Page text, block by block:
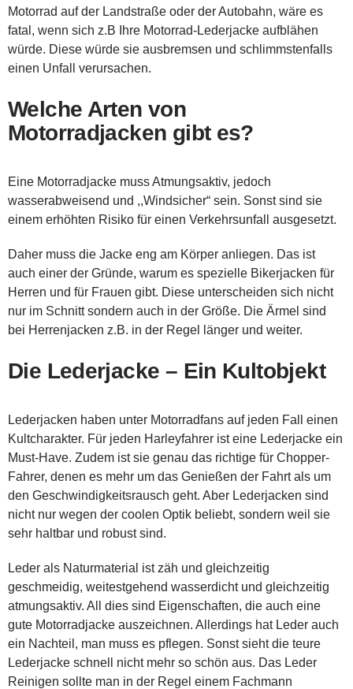
Motorrad auf der Landstraße oder der Autobahn, wäre es
fatal, wenn sich z.B Ihre Motorrad-Lederjacke aufblähen
würde. Diese würde sie ausbremsen und schlimmstenfalls
einen Unfall verursachen.
Welche Arten von
Motorradjacken gibt es?
Eine Motorradjacke muss Atmungsaktiv, jedoch
wasserabweisend und ,,Windsicher“ sein. Sonst sind sie
einem erhöhten Risiko für einen Verkehrsunfall ausgesetzt.
Daher muss die Jacke eng am Körper anliegen. Das ist
auch einer der Gründe, warum es spezielle Bikerjacken für
Herren und für Frauen gibt. Diese unterscheiden sich nicht
nur im Schnitt sondern auch in der Größe. Die Ärmel sind
bei Herrenjacken z.B. in der Regel länger und weiter.
Die Lederjacke – Ein Kultobjekt
Lederjacken haben unter Motorradfans auf jeden Fall einen
Kultcharakter. Für jeden Harleyfahrer ist eine Lederjacke ein
Must-Have. Zudem ist sie genau das richtige für Chopper-
Fahrer, denen es mehr um das Genießen der Fahrt als um
den Geschwindigkeitsrausch geht. Aber Lederjacken sind
nicht nur wegen der coolen Optik beliebt, sondern weil sie
sehr haltbar und robust sind.
Leder als Naturmaterial ist zäh und gleichzeitig
geschmeidig, weitestgehend wasserdicht und gleichzeitig
atmungsaktiv. All dies sind Eigenschaften, die auch eine
gute Motorradjacke auszeichnen. Allerdings hat Leder auch
ein Nachteil, man muss es pflegen. Sonst sieht die teure
Lederjacke schnell nicht mehr so schön aus. Das Leder
Reinigen sollte man in der Regel einem Fachmann